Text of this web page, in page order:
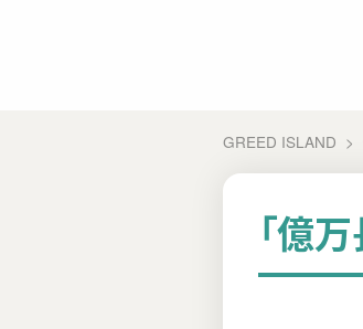
GREED ISLAND
「億